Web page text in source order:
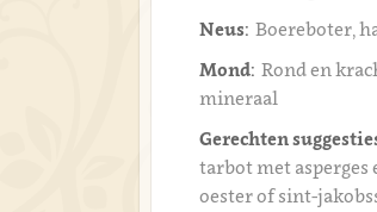
Neus: Boereboter,
Mond: Rond en
mineraal
Gerechten
tarbot met asperges
oester of sint-